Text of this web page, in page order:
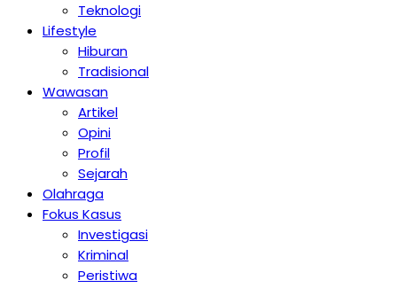
Teknologi
Lifestyle
Hiburan
Tradisional
Wawasan
Artikel
Opini
Profil
Sejarah
Olahraga
Fokus Kasus
Investigasi
Kriminal
Peristiwa